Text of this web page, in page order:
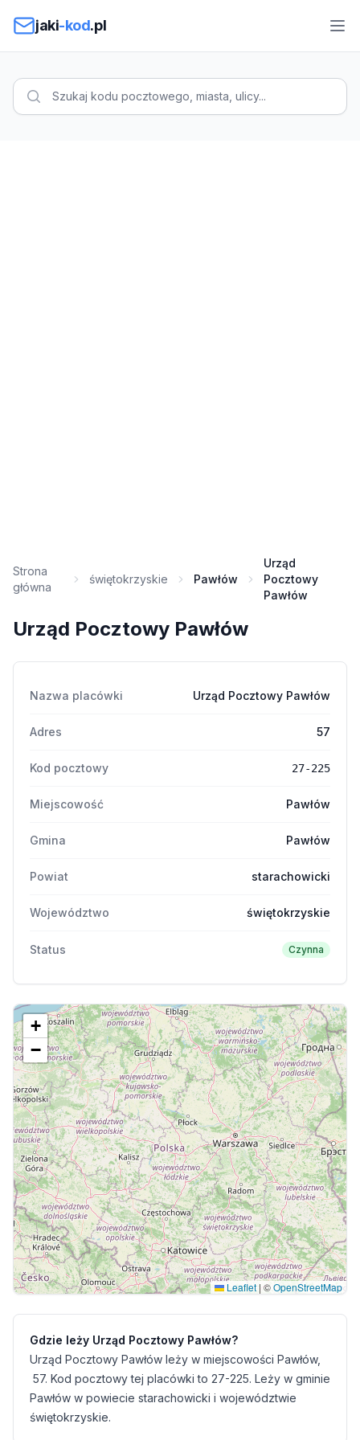
jaki-kod.pl
Strona
główna
świętokrzyskie Pawłów
Urząd
Pocztowy
Pawłów
Urząd Pocztowy Pawłów
Nazwa placówki Urząd Pocztowy Pawłów
Adres 57
Kod pocztowy 27-225
Miejscowość Pawłów
Gmina Pawłów
Powiat starachowicki
Województwo świętokrzyskie
Status Czynna
+
−
Leaflet | ©OpenStreetMap
Gdzie leży Urząd Pocztowy Pawłów?
Urząd Pocztowy Pawłów leży w miejscowości Pawłów,
57. Kod pocztowy tej placówki to 27-225. Leży w gminie
Pawłów w powiecie starachowicki i województwie
świętokrzyskie.